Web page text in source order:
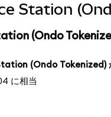
Station (Ondo
(Ondo
(Ondo Tokenized)
に相当